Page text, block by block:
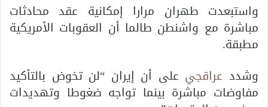
واستبعدت طهران مرارا إمكانية عقد محادثات
مباشرة مع واشنطن طالما أن العقوبات الأمريكية
مطبقة.
وشدد عراقجي على أن إيران “لن تخوض بالتأكيد
مفاوضات مباشرة بينما تواجه ضغوطا وتهديدات